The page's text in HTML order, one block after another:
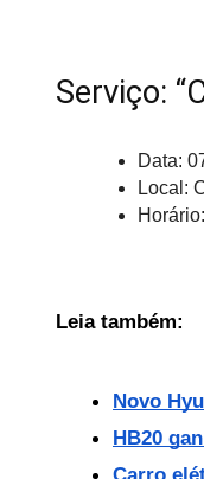
Serviço:
Data:
Local:
Leia também:
Novo
HB20
Carro